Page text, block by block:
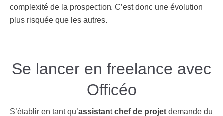
complexité de la prospection. C’est donc une évolution
plus risquée que les autres.
Se lancer en freelance avec
Officéo
S’établir en tant qu’assistant chef de projet demande du